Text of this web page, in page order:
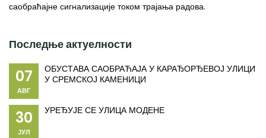
саобраћајне сигнализације током трајања радова.
Последње актуелности
07
АВГ
ОБУСТАВА САОБРАЋАЈА У КАРАЂОРЂЕВОЈ УЛИЦИ
У СРЕМСКОЈ КАМЕНИЦИ
30
ЈУЛ
УРЕЂУЈЕ СЕ УЛИЦА МОДЕНЕ